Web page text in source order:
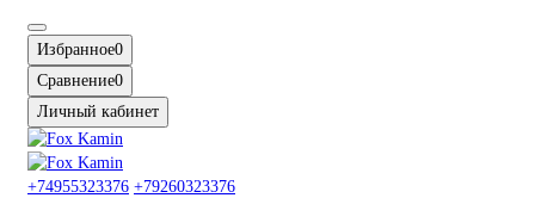
Избранное0
Сравнение0
Личный кабинет
+74955323376 +79260323376